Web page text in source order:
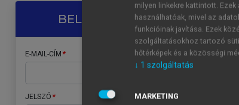
BELÉPÉS SAJÁT FIÓKKAL
E-MAIL-CÍM
JELSZÓ
milyen linkekre kattintott.
használhatóak, mivel az
funkcióinak javítása. Ezek
szolgáltatásokhoz tartozó
hőtérképek és a közösségi
↓ 1 szolgáltatás
MARKETING